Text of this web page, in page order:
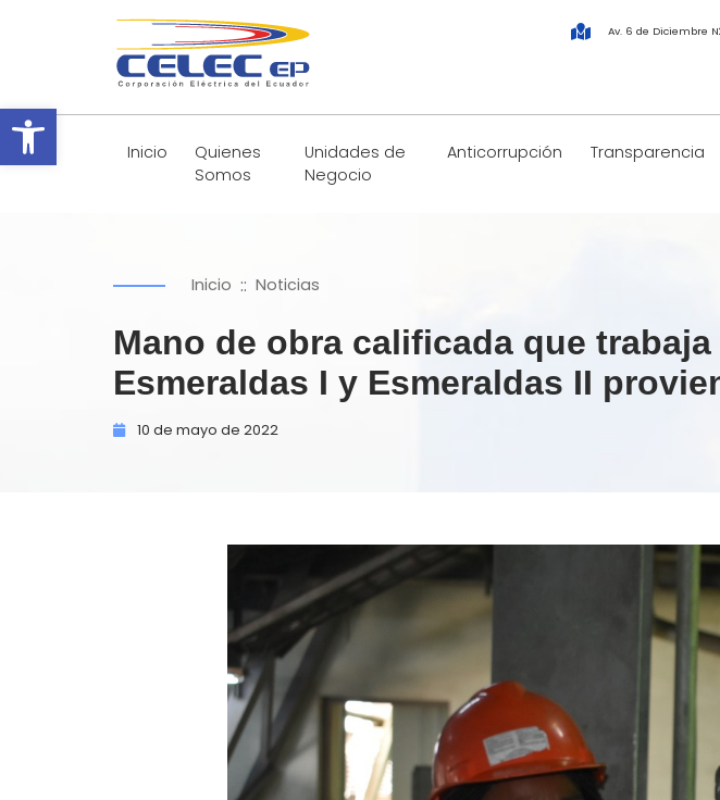
Abrir barra de herramientas
Av. 6 de Diciembre
Inicio
Quienes
Somos
Unidades de
Negocio
Anticorrupción Transparencia
Inicio :: Noticias
Mano de obra calificada que
Esmeraldas I y Esmeraldas II
10 de mayo de 2022